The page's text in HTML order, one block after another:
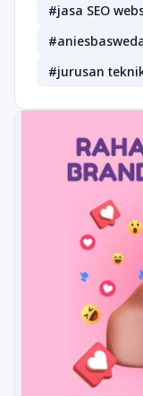
#jasa SEO
#jurusan